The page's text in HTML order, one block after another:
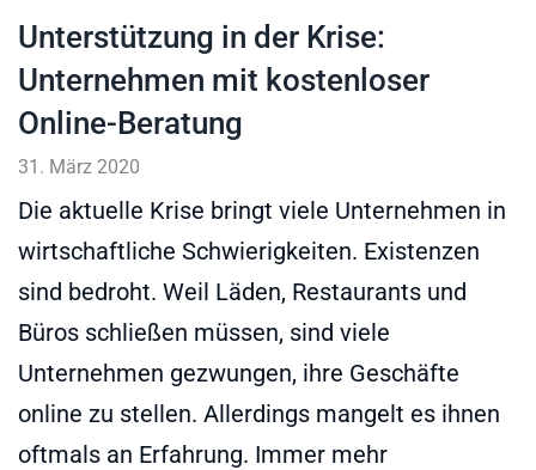
Unterstützung in der Krise:
Unternehmen mit kostenloser
Online-Beratung
31. März 2020
Die aktuelle Krise bringt viele Unternehmen in
wirtschaftliche Schwierigkeiten. Existenzen
sind bedroht. Weil Läden, Restaurants und
Büros schließen müssen, sind viele
Unternehmen gezwungen, ihre Geschäfte
online zu stellen. Allerdings mangelt es ihnen
oftmals an Erfahrung. Immer mehr